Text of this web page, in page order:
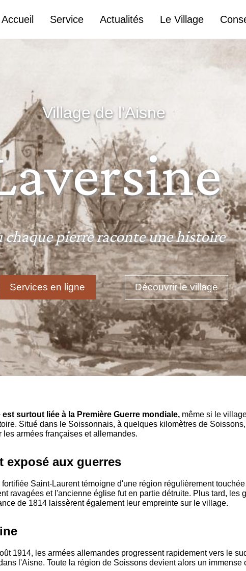
Accueil Service Actualités Le Village
Village de l'Aisne
chaque pierre raconte une histoire
Services en ligne Découvrir le village
surtout liée à la Première Guerre mondiale, même si le
Situé dans le Soissonnais, à quelques kilomètres de
armées françaises et allemandes.
exposé aux guerres
Saint-Laurent témoigne d'une région régulièrement
ravagées et l'ancienne église fut en partie détruite. Plus tard, les
de 1814 laissèrent également leur empreinte sur le village.
1914, les armées allemandes progressent rapidement vers le
l'Aisne. Toute la région de Soissons devient alors un immense